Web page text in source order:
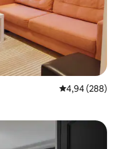
Vidutinis
4,94 (288)